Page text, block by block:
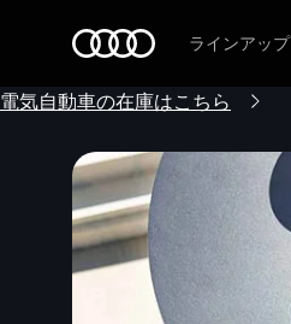
ラインアップ
電気自動車の在庫はこちら